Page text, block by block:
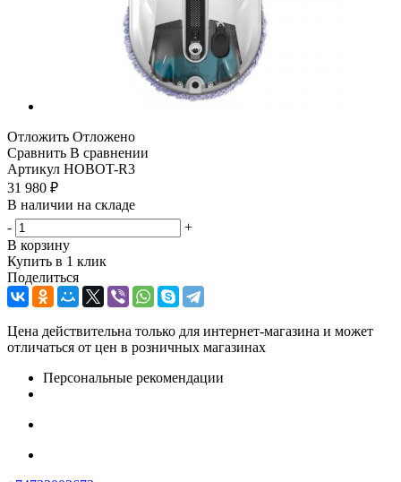
Отложить Отложено
Сравнить В сравнении
Артикул HOBOT-R3
31 980 ₽
В наличии на складе
-
+
В корзину
Купить в 1 клик
Поделиться
Цена действительна только для интернет-магазина и может
отличаться от цен в розничных магазинах
Персональные рекомендации